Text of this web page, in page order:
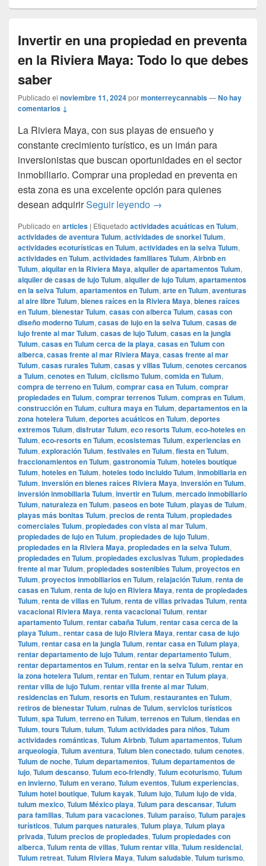
Invertir en una propiedad en preventa
en la Riviera Maya: Todo lo que debes
saber
Publicado el noviembre 11, 2024pormonterreycannabis—No hay
comentarios ↓
La Riviera Maya, con sus playas de ensueño y
constante crecimiento turístico, es un imán para
inversionistas que buscan oportunidades en el sector
inmobiliario. Comprar una propiedad en preventa en
esta zona es una excelente opción para quienes
desean adquirirSeguir leyendo Invertir en una propiedad
→
Publicado en articles | Etiquetado actividades acuáticas en Tulum,
actividades de aventura Tulum, actividades de snorkel Tulum,
actividades ecoturísticas en Tulum, actividades en la selva Tulum,
actividades en Tulum, actividades familiares Tulum, Airbnb en
Tulum, alquilar en la Riviera Maya, alquiler de apartamentos Tulum,
alquiler de casas de lujo Tulum, alquiler de lujo Tulum, apartamentos
en la selva Tulum, apartamentos en Tulum, arte en Tulum, aventuras
al aire libre Tulum, bienes raíces en la Riviera Maya, bienes raíces
en Tulum, bienestar Tulum, casas con alberca Tulum, casas con
diseño moderno Tulum, casas de lujo en la selva Tulum, casas de
lujo frente al mar Tulum, casas de lujo Tulum, casas en la jungla
Tulum, casas en Tulum cerca de la playa, casas en Tulum con
alberca, casas frente al mar Riviera Maya, casas frente al mar
Tulum, casas rurales Tulum, casas y villas Tulum, cenotes cercanos
a Tulum, cenotes en Tulum, ciclismo Tulum, comida en Tulum,
compra de terreno en Tulum, comprar casa en Tulum, comprar
propiedades en Tulum, comprar terrenos Tulum, compras en Tulum,
construcción en Tulum, cultura maya en Tulum, departamentos en la
zona hotelera Tulum, deportes acuáticos en Tulum, deportes
extremos Tulum, disfrutar Tulum, eco resorts Tulum, eco-hoteles en
Tulum, eco-resorts en Tulum, ecosistemas Tulum, experiencias en
Tulum, exploración Tulum, festivales en Tulum, fiesta en Tulum,
fraccionamientos en Tulum, gastronomía Tulum, hoteles boutique
Tulum, hoteles en Tulum, hoteles todo incluido Tulum, inmobiliaria en
Tulum, inversión en bienes raíces Riviera Maya, inversión en Tulum,
inversión inmobiliaria Tulum, invertir en Tulum, mercado inmobiliario
Tulum, naturaleza en Tulum, paseos en bote Tulum, playas de Tulum,
playas más bonitas Tulum, precios de renta Tulum, propiedades
comerciales Tulum, propiedades con vista al mar Tulum,
propiedades de lujo en Tulum, propiedades de lujo Tulum,
propiedades en la Riviera Maya, propiedades en la selva Tulum,
propiedades en Tulum, propiedades exclusivas Tulum, propiedades
frente al mar Tulum, propiedades sostenibles Tulum, proyectos en
Tulum, proyectos inmobiliarios en Tulum, relajación Tulum, renta de
casas en Tulum, renta de lujo en Riviera Maya, renta de propiedades
Tulum, renta de villas en Tulum, renta de villas privadas Tulum, renta
vacacional Riviera Maya, renta vacacional Tulum, rentar
apartamento Tulum, rentar cabaña Tulum, rentar casa cerca de la
playa Tulum., rentar casa de lujo Riviera Maya, rentar casa de lujo
Tulum, rentar casa en la jungla Tulum, rentar casa en Tulum playa,
rentar departamento de lujo Tulum, rentar departamento Tulum,
rentar departamentos en Tulum, rentar en la selva Tulum, rentar en
la zona hotelera Tulum, rentar en Tulum, rentar en Tulum playa,
rentar villa de lujo Tulum, rentar villa frente al mar Tulum,
residencias en Tulum, resorts en Tulum, restaurantes en Tulum,
retiros de bienestar Tulum, ruinas de Tulum, servicios turísticos
Tulum, spa Tulum, terreno en Tulum, terrenos en Tulum, tiendas en
Tulum, tours Tulum, tulum, Tulum actividades para niños, Tulum
actividades románticas, Tulum Airbnb, Tulum apartamentos, Tulum
arqueología, Tulum aventura, Tulum bien conectado, tulum cenotes,
Tulum de noche, Tulum departamentos, Tulum departamentos de
lujo, Tulum descanso, Tulum eco-friendly, Tulum ecoturismo, Tulum
en invierno, Tulum en verano, Tulum eventos, Tulum experiencias,
Tulum hotel boutique, Tulum kayak, Tulum lujo, Tulum lujo de vida,
tulum mexico, Tulum México playa, Tulum para descansar, Tulum
para familias, Tulum para vacaciones, Tulum paraíso, Tulum parajes
turísticos, Tulum parques naturales, Tulum playa, Tulum playa
privada, Tulum precios de propiedades, Tulum propiedades con
alberca, Tulum renta de villas, Tulum rentar villa, Tulum residencial,
Tulum retreat, Tulum Riviera Maya, Tulum saludable, Tulum turismo,